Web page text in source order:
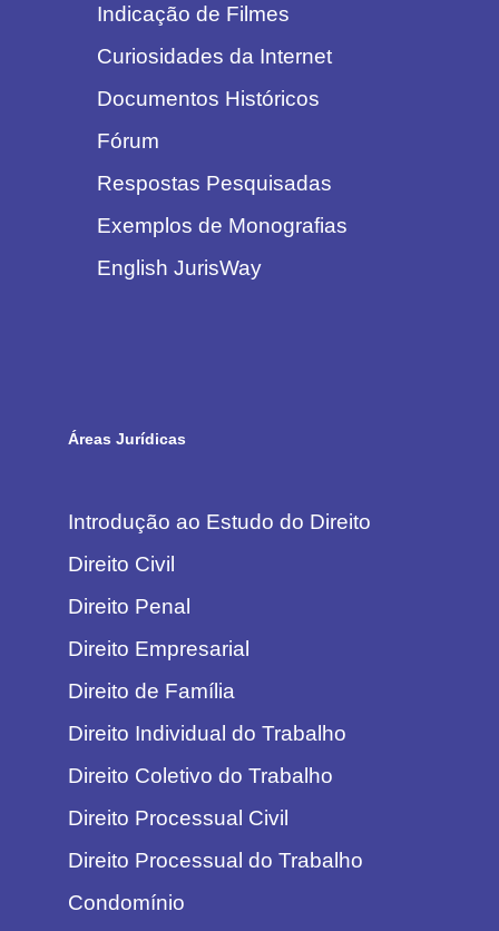
Indicação de Filmes
Curiosidades da Internet
Documentos Históricos
Fórum
Respostas Pesquisadas
Exemplos de Monografias
English JurisWay
Áreas Jurídicas
Introdução ao Estudo do Direito
Direito Civil
Direito Penal
Direito Empresarial
Direito de Família
Direito Individual do Trabalho
Direito Coletivo do Trabalho
Direito Processual Civil
Direito Processual do Trabalho
Condomínio